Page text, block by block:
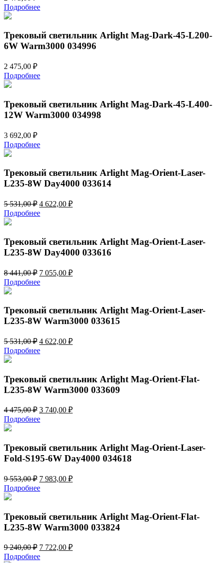
Подробнее
Трековый светильник Arlight Mag-Dark-45-L200-
6W Warm3000 034996
2 475,00 ₽
Подробнее
Трековый светильник Arlight Mag-Dark-45-L400-
12W Warm3000 034998
3 692,00 ₽
Подробнее
Трековый светильник Arlight Mag-Orient-Laser-
L235-8W Day4000 033614
5 531,00₽ Первоначальная
цена
составляла
531,00 ₽.
4 622,00 ₽Текущая
Подробнее
Трековый светильник Arlight Mag-Orient-Laser-
L235-8W Day4000 033616
8 441,00₽ Первоначальная
цена
составляла
441,00 ₽.
7 055,00 ₽Текущая
Подробнее
Трековый светильник Arlight Mag-Orient-Laser-
L235-8W Warm3000 033615
5 531,00₽ Первоначальная
цена
составляла
531,00 ₽.
4 622,00 ₽Текущая
Подробнее
Трековый светильник Arlight Mag-Orient-Flat-
L235-8W Warm3000 033609
4 475,00₽ Первоначальная
цена
составляла
475,00 ₽.
3 740,00 ₽Текущая
Подробнее
Трековый светильник Arlight Mag-Orient-Laser-
Fold-S195-6W Day4000 034618
9 553,00₽ Первоначальная
цена
составляла
553,00 ₽.
7 983,00 ₽Текущая
Подробнее
Трековый светильник Arlight Mag-Orient-Flat-
L235-8W Warm3000 033824
9 240,00₽ Первоначальная
цена
7 722,00 ₽Текущая
Подробнее